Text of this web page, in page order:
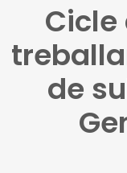
Cicle
de